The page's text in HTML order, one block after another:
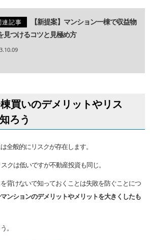
連記事
【新提案】マンション一棟で収益物
見つけるコツと見極め方
買いのデメリットやリス
ろう
全般的にリスクが存在します。
クは低いですが不動産投資も同じ。
背けないで知っておくことは失敗を防ぐことにつ
ンションのデメリットやメリットを大きくしたも
。